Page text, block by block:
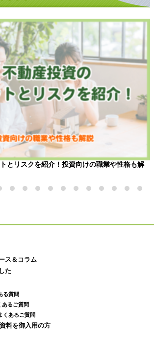
とリスクを紹介！投資向けの職業や性格も解
ス＆コラム
た
る質問
あるご質問
くあるご質問
料を御入用の方